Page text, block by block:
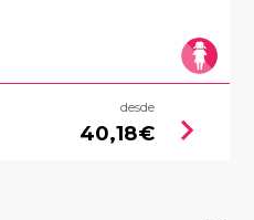
desde
40,18€ chevron_right